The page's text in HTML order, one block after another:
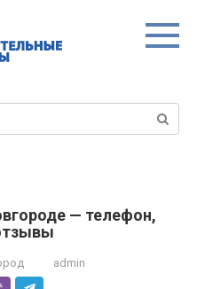
— телефон,
admin